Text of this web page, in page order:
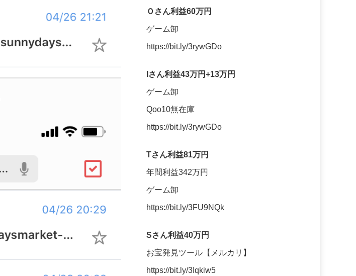
Ｏさん利益60万円
ゲーム卸
https://bit.ly/3rywGDo
Iさん利益43万円+13万円
ゲーム卸
Qoo10無在庫
https://bit.ly/3rywGDo
Tさん利益81万円
年間利益342万円
ゲーム卸
https://bit.ly/3FU9NQk
Sさん利益40万円
お宝発見ツール【メルカリ】
https://bit.ly/3Iqkiw5